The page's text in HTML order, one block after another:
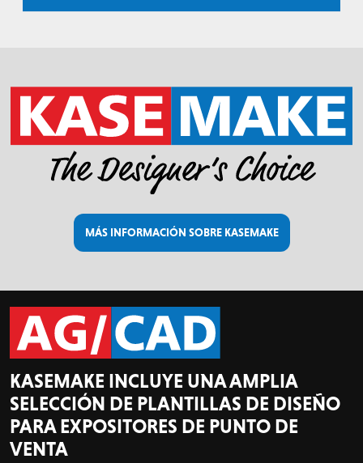
MÁS INFORMACIÓN SOBRE KASEMAKE
KASEMAKE INCLUYE UNA AMPLIA
SELECCIÓN DE PLANTILLAS DE DISEÑO
PARA EXPOSITORES DE PUNTO DE
VENTA